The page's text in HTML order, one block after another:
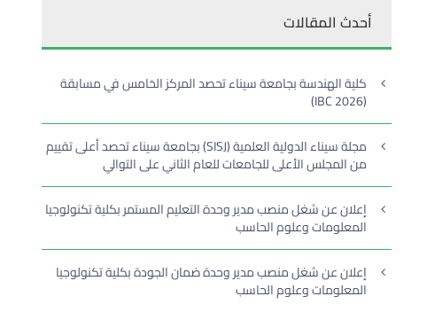
أحدث المقالات
كلية الهندسة بجامعة سيناء تحصد المركز الخامس في مسابقة
(IBC 2026)
مجلة سيناء الدولية العلمية (SISJ) بجامعة سيناء تحصد أعلى تقييم
من المجلس الأعلى للجامعات للعام الثاني على التوالي
إعلان عن شغل منصب مدير وحدة التعليم المستمر بكلية تكنولوجيا
المعلومات وعلوم الحاسب
إعلان عن شغل منصب مدير وحدة ضمان الجودة بكلية تكنولوجيا
المعلومات وعلوم الحاسب